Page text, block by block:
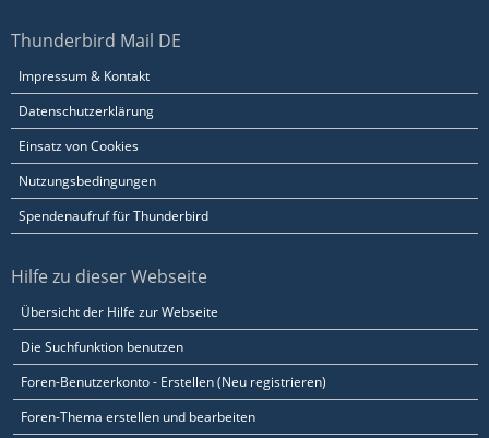
Thunderbird Mail DE
Impressum & Kontakt
Datenschutzerklärung
Einsatz von Cookies
Nutzungsbedingungen
Spendenaufruf für Thunderbird
Hilfe zu dieser Webseite
Übersicht der Hilfe zur Webseite
Die Suchfunktion benutzen
Foren-Benutzerkonto - Erstellen (Neu registrieren)
Foren-Thema erstellen und bearbeiten